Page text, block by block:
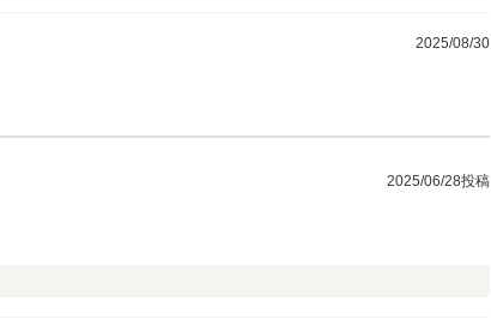
2025/08/30
2025/06/28投稿